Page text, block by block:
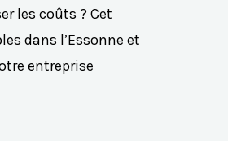
les coûts ? Cet
dans l’Essonne et
entreprise